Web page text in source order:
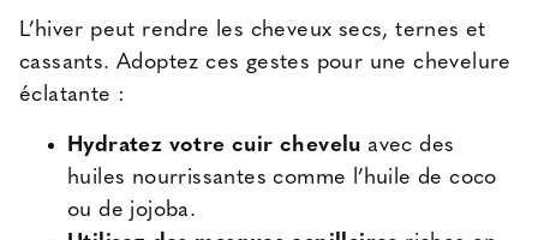
L’hiver peut rendre les cheveux secs, ternes et
cassants. Adoptez ces gestes pour une chevelure
éclatante :
Hydratez votre cuir chevelu avec des
huiles nourrissantes comme l’huile de coco
ou de jojoba.